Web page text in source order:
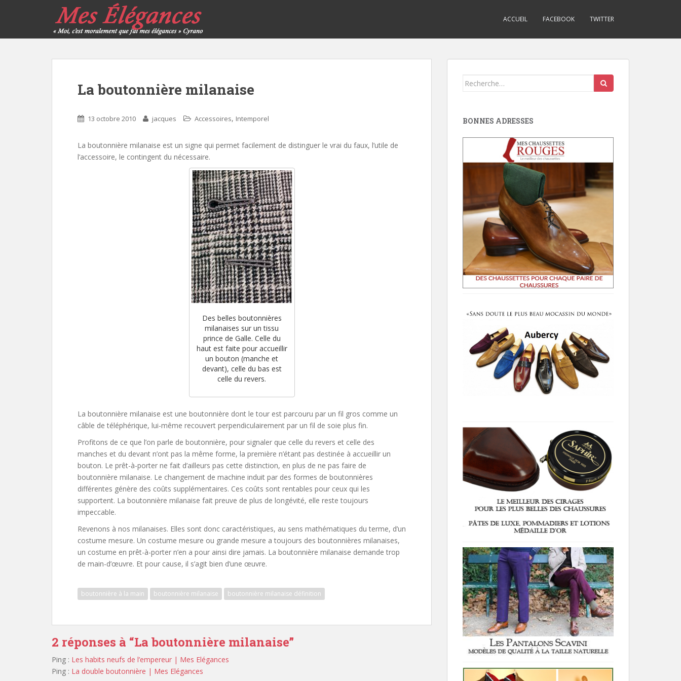
ACCUEIL FACEBOOK TWITTER
La boutonnière milanaise
13 octobre 2010 jacques Accessoires, Intemporel
La boutonnière milanaise est un signe qui permet facilement de distinguer le vrai du faux, l’utile de
l’accessoire, le contingent du nécessaire.
Des belles boutonnières
milanaises sur un tissu
prince de Galle. Celle du
haut est faite pour accueillir
un bouton (manche et
devant), celle du bas est
celle du revers.
La boutonnière milanaise est une boutonnière dont le tour est parcouru par un fil gros comme un
câble de téléphérique, lui-même recouvert perpendiculairement par un fil de soie plus fin.
Profitons de ce que l’on parle de boutonnière, pour signaler que celle du revers et celle des
manches et du devant n’ont pas la même forme, la première n’étant pas destinée à accueillir un
bouton. Le prêt-à-porter ne fait d’ailleurs pas cette distinction, en plus de ne pas faire de
boutonnière milanaise. Le changement de machine induit par des formes de boutonnières
différentes génère des coûts supplémentaires. Ces coûts sont rentables pour ceux qui les
supportent. La boutonnière milanaise fait preuve de plus de longévité, elle reste toujours
impeccable.
Revenons à nos milanaises. Elles sont donc caractéristiques, au sens mathématiques du terme, d’un
costume mesure. Un costume mesure ou grande mesure a toujours des boutonnières milanaises,
un costume en prêt-à-porter n’en a pour ainsi dire jamais. La boutonnière milanaise demande trop
de main-d’œuvre. Et pour cause, il s’agit bien d’une œuvre.
boutonnière à la main boutonnière milanaise boutonnière milanaise définition
2 réponses à “La boutonnière milanaise”
Ping : Les habits neufs de l’empereur | Mes Elégances
Ping : La double boutonnière | Mes Elégances
Search
BONNES ADRESSES